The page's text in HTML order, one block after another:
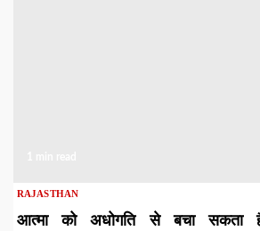
RAJASTHAN
आत्मा को अधोगति से बचा सकता